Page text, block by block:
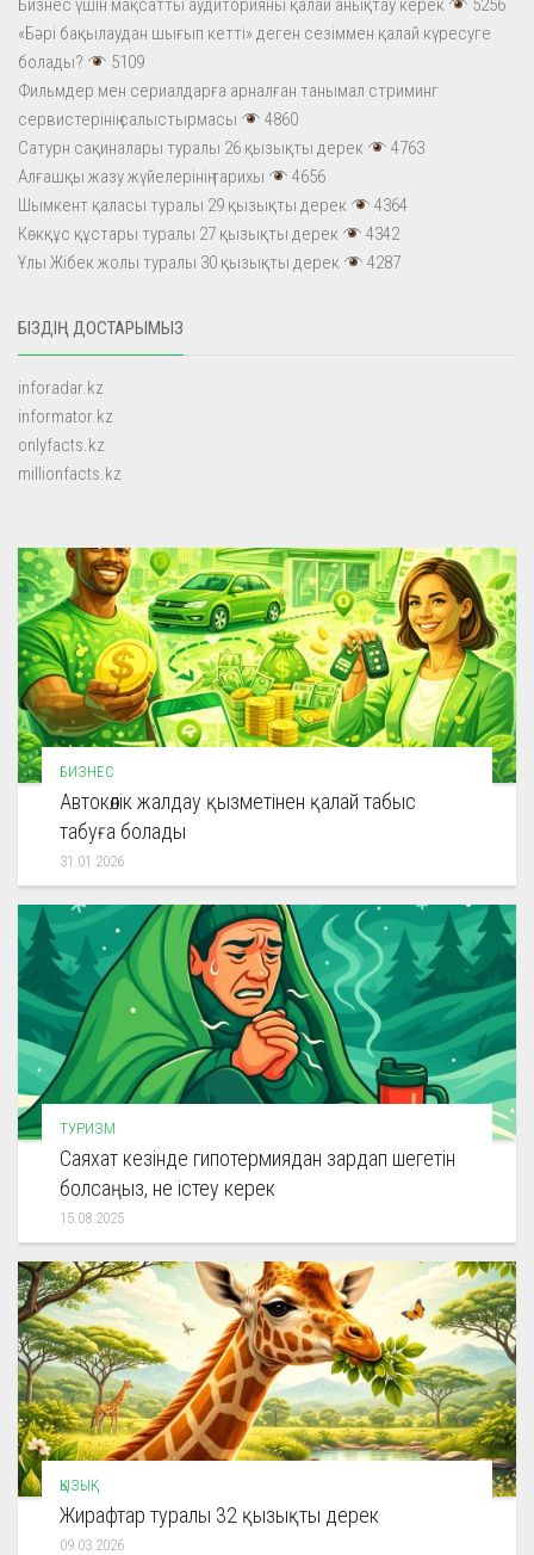
Бизнес үшін мақсатты аудиторияны қалай анықтау керек
5256
«Бәрі бақылаудан шығып кетті» деген сезіммен қалай күресуге
болады?
5109
Фильмдер мен сериалдарға арналған танымал стриминг
сервистерінің салыстырмасы
4860
Сатурн сақиналары туралы 26 қызықты дерек
4763
Алғашқы жазу жүйелерінің тарихы
4656
Шымкент қаласы туралы 29 қызықты дерек
4364
Көкқұс құстары туралы 27 қызықты дерек
4342
Ұлы Жібек жолы туралы 30 қызықты дерек
4287
БІЗДІҢ ДОСТАРЫМЫЗ
inforadar.kz
informator.kz
onlyfacts.kz
millionfacts.kz
БИЗНЕС
Автокөлік жалдау қызметінен қалай табыс
табуға болады
31.01.2026
ТУРИЗМ
Саяхат кезінде гипотермиядан зардап шегетін
болсаңыз, не істеу керек
15.08.2025
ҚЫЗЫҚ
Жирафтар туралы 32 қызықты дерек
09.03.2026